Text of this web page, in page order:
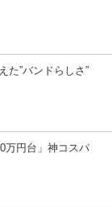
た”バンドらしさ”
万円台」神コスパ